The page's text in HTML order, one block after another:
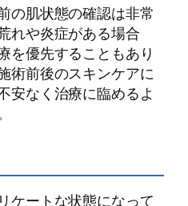
の肌状態の確認は非常
れや炎症がある場合
を優先することもあり
術前後のスキンケアに
安なく治療に臨めるよ
ケートな状態になって